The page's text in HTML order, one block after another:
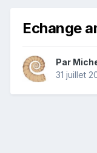
Echange
Par
31 juillet